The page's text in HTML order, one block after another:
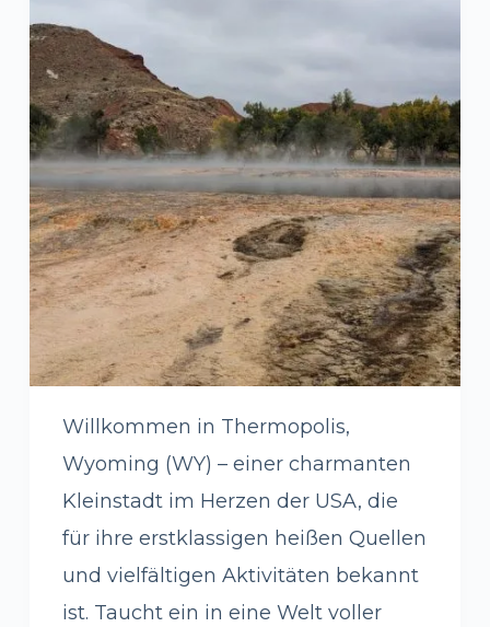
Willkommen in Thermopolis,
Wyoming (WY) – einer charmanten
Kleinstadt im Herzen der USA, die
für ihre erstklassigen heißen Quellen
und vielfältigen Aktivitäten bekannt
ist. Taucht ein in eine Welt voller